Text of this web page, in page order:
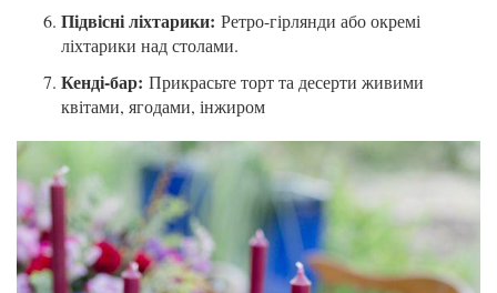
Підвісні ліхтарики: Ретро-гірлянди або окремі
ліхтарики над столами.
Кенді-бар: Прикрасьте торт та десерти живими
квітами, ягодами, інжиром